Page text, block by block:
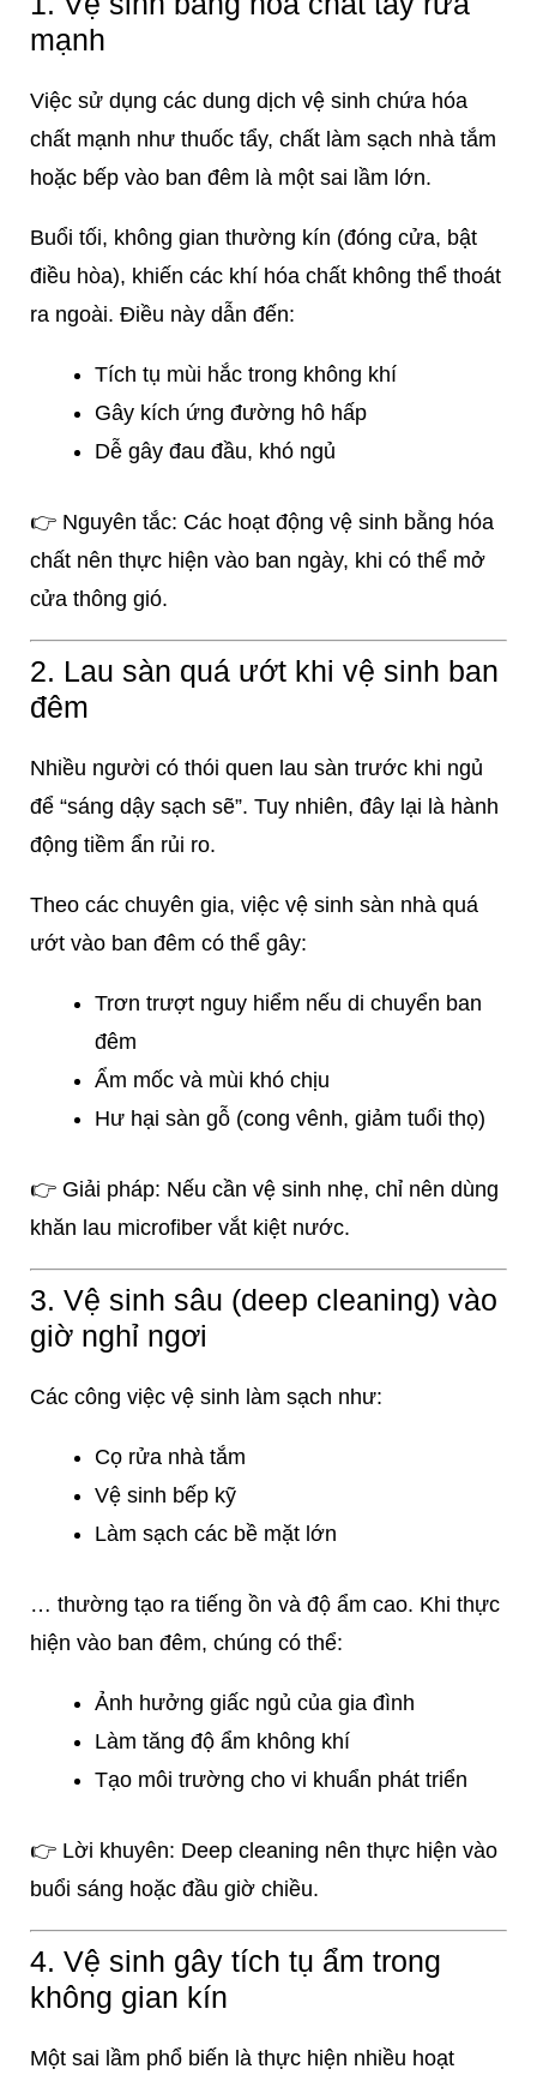
mạnh
Việc sử dụng các dung dịch vệ sinh chứa hóa
chất mạnh như thuốc tẩy, chất làm sạch nhà tắm
hoặc bếp vào ban đêm là một sai lầm lớn.
Buổi tối, không gian thường kín (đóng cửa, bật
điều hòa), khiến các khí hóa chất không thể thoát
ra ngoài. Điều này dẫn đến:
Tích tụ mùi hắc trong không khí
Gây kích ứng đường hô hấp
Dễ gây đau đầu, khó ngủ
👉 Nguyên tắc: Các hoạt động vệ sinh bằng hóa
chất nên thực hiện vào ban ngày, khi có thể mở
cửa thông gió.
2. Lau sàn quá ướt khi vệ sinh ban
đêm
Nhiều người có thói quen lau sàn trước khi ngủ
để “sáng dậy sạch sẽ”. Tuy nhiên, đây lại là hành
động tiềm ẩn rủi ro.
Theo các chuyên gia, việc vệ sinh sàn nhà quá
ướt vào ban đêm có thể gây:
Trơn trượt nguy hiểm nếu di chuyển ban
đêm
Ẩm mốc và mùi khó chịu
Hư hại sàn gỗ (cong vênh, giảm tuổi thọ)
👉 Giải pháp: Nếu cần vệ sinh nhẹ, chỉ nên dùng
khăn lau microfiber vắt kiệt nước.
3. Vệ sinh sâu (deep cleaning) vào
giờ nghỉ ngơi
Các công việc vệ sinh làm sạch như:
Cọ rửa nhà tắm
Vệ sinh bếp kỹ
Làm sạch các bề mặt lớn
… thường tạo ra tiếng ồn và độ ẩm cao. Khi thực
hiện vào ban đêm, chúng có thể:
Ảnh hưởng giấc ngủ của gia đình
Làm tăng độ ẩm không khí
Tạo môi trường cho vi khuẩn phát triển
👉 Lời khuyên: Deep cleaning nên thực hiện vào
buổi sáng hoặc đầu giờ chiều.
4. Vệ sinh gây tích tụ ẩm trong
không gian kín
Một sai lầm phổ biến là thực hiện nhiều hoạt